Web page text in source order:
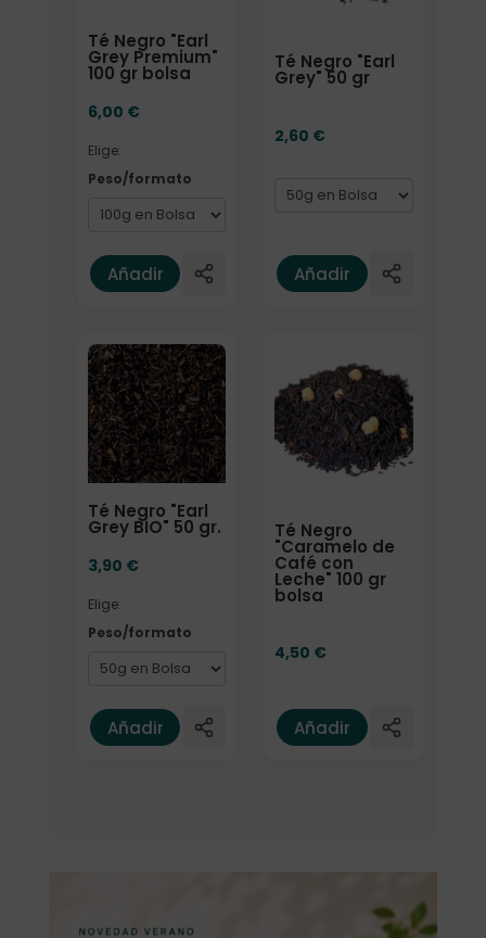
Té Negro "Earl
Grey Premium"
100 gr bolsa
6,00 €
Elige:
Peso/formato
Añadir
Té Negro "Earl
Grey" 50 gr
2,60 €
Añadir
Té Negro "Earl
Grey BIO" 50 gr.
3,90 €
Elige:
Peso/formato
Elige: Peso/formato
Añadir
Té Negro
"Caramelo de
Café con
Leche" 100 gr
bolsa
4,50 €
Añadir